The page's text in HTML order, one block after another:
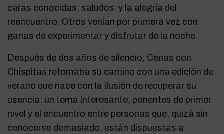
caras conocidas, saludos y la alegría del
reencuentro. Otros venían por primera vez con
ganas de experimentar y disfrutar de la noche.
Después de dos años de silencio, Cenas con
Chispitas retomaba su camino con una edición de
verano que nace con la ilusión de recuperar su
esencia: un tema interesante, ponentes de primer
nivel y el encuentro entre personas que, quizá sin
conocerse demasiado, están dispuestas a